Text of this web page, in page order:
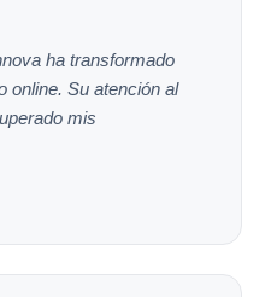
ha transformado
online. Su atención al
mis